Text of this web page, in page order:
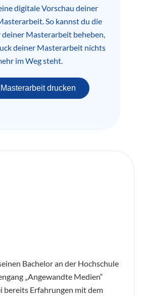
digitale Vorschau deiner
So kannst du die
Masterarbeit beheben,
deiner Masterarbeit nichts
im Weg steht.
drucken
Bachelor an der Hochschule
„Angewandte Medien“
bereits Erfahrungen mit dem